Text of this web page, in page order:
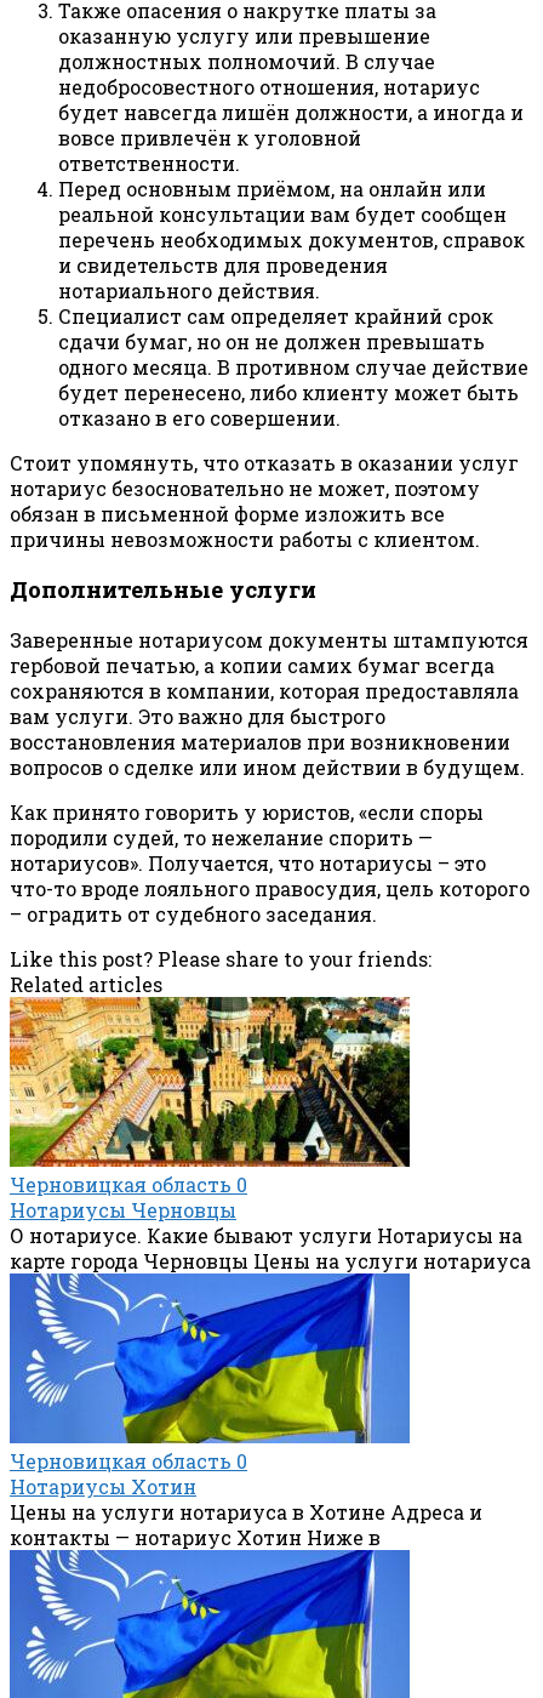
Также опасения о накрутке платы за
оказанную услугу или превышение
должностных полномочий. В случае
недобросовестного отношения, нотариус
будет навсегда лишён должности, а иногда и
вовсе привлечён к уголовной
ответственности.
Перед основным приёмом, на онлайн или
реальной консультации вам будет сообщен
перечень необходимых документов, справок
и свидетельств для проведения
нотариального действия.
Специалист сам определяет крайний срок
сдачи бумаг, но он не должен превышать
одного месяца. В противном случае действие
будет перенесено, либо клиенту может быть
отказано в его совершении.
Стоит упомянуть, что отказать в оказании услуг
нотариус безосновательно не может, поэтому
обязан в письменной форме изложить все
причины невозможности работы с клиентом.
Дополнительные услуги
Заверенные нотариусом документы штампуются
гербовой печатью, а копии самих бумаг всегда
сохраняются в компании, которая предоставляла
вам услуги. Это важно для быстрого
восстановления материалов при возникновении
вопросов о сделке или ином действии в будущем.
Как принято говорить у юристов, «если споры
породили судей, то нежелание спорить —
нотариусов». Получается, что нотариусы – это
что-то вроде лояльного правосудия, цель которого
– оградить от судебного заседания.
Like this post? Please share to your friends:
Related articles
Черновицкая область 0
Нотариусы Черновцы
О нотариусе. Какие бывают услуги Нотариусы на
карте города Черновцы Цены на услуги нотариуса
Черновицкая область 0
Нотариусы Хотин
Цены на услуги нотариуса в Хотине Адреса и
контакты — нотариус Хотин Ниже в